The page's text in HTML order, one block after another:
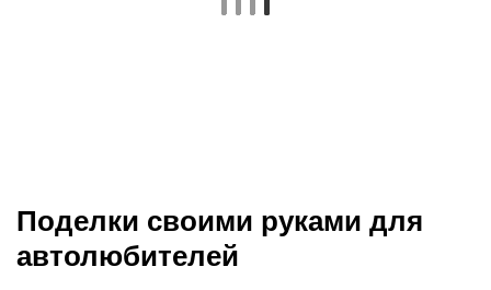
Поделки своими руками для
автолюбителей